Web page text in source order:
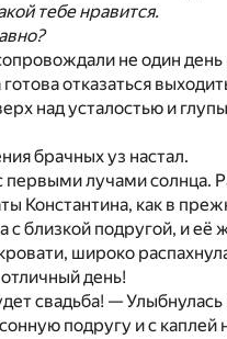
тебе нравится.
не один день
отказаться
над усталостью и
брачных уз настал.
первыми лучами солнца.
Константина, как в
с близкой подругой, и её
широко
день!
свадьба! — Улыбнулась
подругу и с каплей